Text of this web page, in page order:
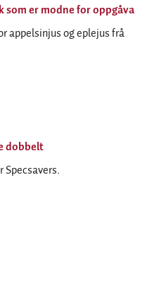
som er modne for oppgåva
appelsinjus og eplejus frå
dobbelt
Specsavers.